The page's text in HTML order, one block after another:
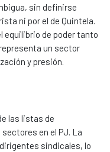
sin definirse
ni por el de Quintela.
equilibrio de poder tanto
un sector
y presión.
las listas de
en el PJ. La
sindicales, lo